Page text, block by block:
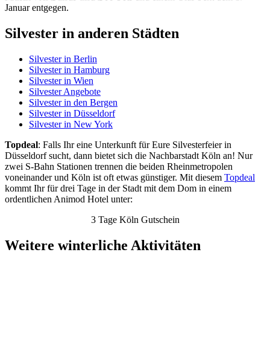
Januar entgegen.
Silvester in anderen Städten
Silvester in Berlin
Silvester in Hamburg
Silvester in Wien
Silvester Angebote
Silvester in den Bergen
Silvester in Düsseldorf
Silvester in New York
Topdeal: Falls Ihr eine Unterkunft für Eure Silvesterfeier in
Düsseldorf sucht, dann bietet sich die Nachbarstadt Köln an! Nur
zwei S-Bahn Stationen trennen die beiden Rheinmetropolen
voneinander und Köln ist oft etwas günstiger. Mit diesem Topdeal
kommt Ihr für drei Tage in der Stadt mit dem Dom in einem
ordentlichen Animod Hotel unter:
3 Tage Köln Gutschein
Weitere winterliche Aktivitäten